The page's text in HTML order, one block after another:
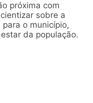
próxima com
sobre a
o município,
da população.